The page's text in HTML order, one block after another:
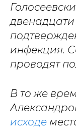
инфекция.
проводят
В то же
исходе